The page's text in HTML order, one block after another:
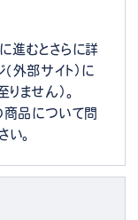
進むとさらに詳
外部サイト）に
ません）。
商品について問
い。